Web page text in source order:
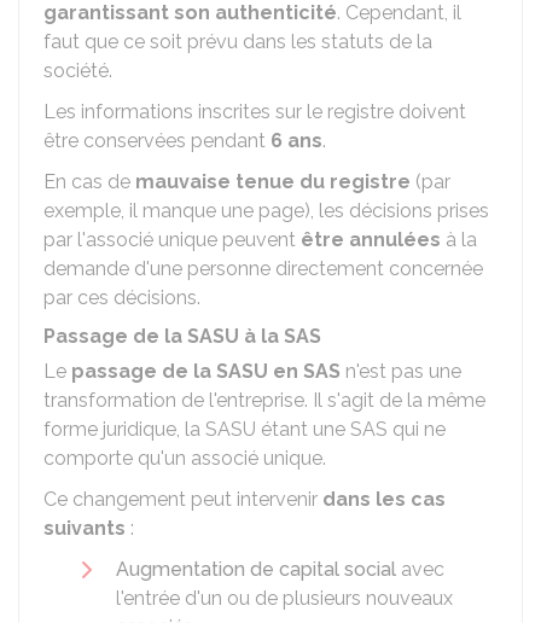
garantissant son authenticité. Cependant, il
faut que ce soit prévu dans les statuts de la
société.
Les informations inscrites sur le registre doivent
être conservées pendant 6 ans.
En cas de mauvaise tenue du registre (par
exemple, il manque une page), les décisions prises
par l'associé unique peuvent être annulées à la
demande d'une personne directement concernée
par ces décisions.
Passage de la SASU à la SAS
Le passage de la SASU en SAS n'est pas une
transformation de l'entreprise. Il s'agit de la même
forme juridique, la SASU étant une SAS qui ne
comporte qu'un associé unique.
Ce changement peut intervenir dans les cas
suivants :
Augmentation de capital social avec
l'entrée d'un ou de plusieurs nouveaux